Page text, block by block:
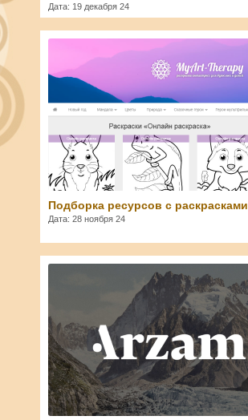
Дата: 19 декабря 24
Svetlana
Подборка ресурсов с раскрасками
Дата: 28 ноября 24
Svetlana